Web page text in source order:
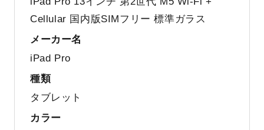
Cellular 国内版SIMフリー 標準ガラス
メーカー名
iPad Pro
種類
タブレット
カラー